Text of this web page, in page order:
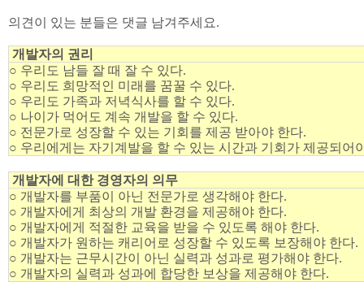
의견이 있는 분들은 댓글 남겨주세요.
개발자의 권리
○ 우리도 남들 잘 때 잘 수 있다.
○ 우리도 희망적인 미래를 꿈꿀 수 있다.
○ 우리도 가족과 저녁식사를 할 수 있다.
○ 나이가 먹어도 계속 개발을 할 수 있다.
○ 전문가로 성장할 수 있는 기회를 제공 받아야 한다.
○ 우리에게는 자기계발을 할 수 있는 시간과 기회가 제공되어
개발자에 대한 경영자의 의무
○ 개발자를 부품이 아닌 전문가로 생각해야 한다.
○ 개발자에게 최상의 개발 환경을 제공해야 한다.
○ 개발자에게 적절한 교육을 받을 수 있도록 해야 한다.
○ 개발자가 원하는 캐리어로 성장할 수 있도록 보장해야 한다.
○ 개발자는 근무시간이 아닌 실력과 성과로 평가해야 한다.
○ 개발자의 실력과 성과에 합당한 보상을 제공해야 한다.